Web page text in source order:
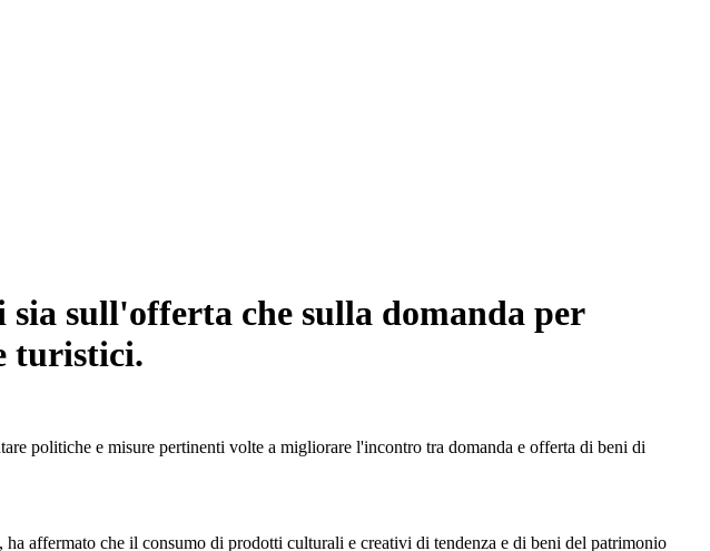
sull'offerta che sulla domanda per
turistici.
politiche e misure pertinenti volte a migliorare l'incontro tra domanda e offerta di beni di
affermato che il consumo di prodotti culturali e creativi di tendenza e di beni del patrimonio